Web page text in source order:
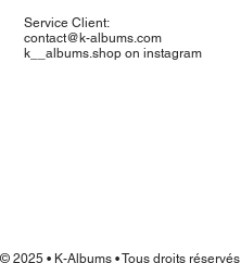
Service Client:
contact@k-albums.com
k__albums.shop on instagram
© 2025 • K-Albums • Tous droits réservés